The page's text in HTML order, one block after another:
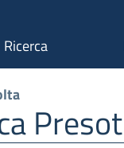
Ricerca
Presot